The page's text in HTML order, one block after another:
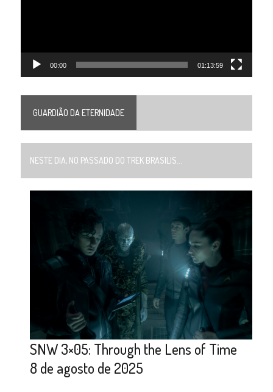
00:00 01:13:59
GUARDIÃO DA ETERNIDADE
NESTE DIA, NO PASSADO DO TREK BRASILIS...
SNW 3×05: Through the Lens of Time
8 de agosto de 2025